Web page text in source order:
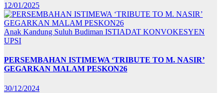
12/01/2025
Anak Kandung Suluh Budiman ISTIADAT KONVOKESYEN
UPSI
PERSEMBAHAN ISTIMEWA ‘TRIBUTE TO M. NASIR’
GEGARKAN MALAM PESKON26
30/12/2024